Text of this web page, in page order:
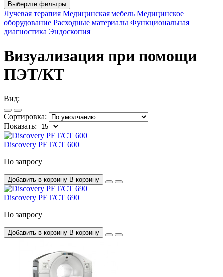
Выберите фильтры
Лучевая терапия Медицинская мебель Медицинское
оборудование Расходные материалы Функциональная
диагностика Эндоскопия
Визуализация при помощи
ПЭТ/КТ
Вид:
Сортировка:
Показать:
Discovery PET/CT 600
По запросу
Добавить в корзину В корзину
Discovery PET/CT 690
По запросу
Добавить в корзину В корзину